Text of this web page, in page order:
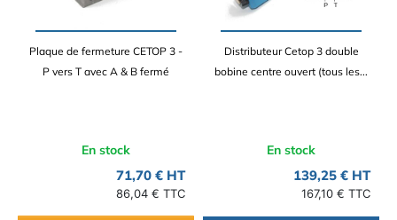
Plaque de fermeture CETOP 3 -
P vers T avec A & B fermé
En stock
71,70 € HT
86,04 € TTC
Distributeur Cetop 3 double
bobine centre ouvert (tous les...
En stock
139,25 € HT
167,10 € TTC